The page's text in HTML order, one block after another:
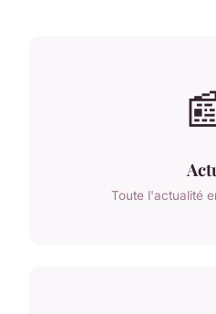
Toute l'actualité